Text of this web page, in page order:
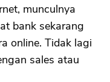
munculnya
bank sekarang
online. Tidak lagi
sales atau